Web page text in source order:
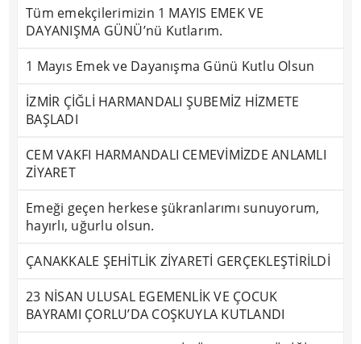
Tüm emekçilerimizin 1 MAYIS EMEK VE
DAYANIŞMA GÜNÜ’nü Kutlarım.
1 Mayıs Emek ve Dayanışma Günü Kutlu Olsun
İZMİR ÇİĞLİ HARMANDALI ŞUBEMİZ HİZMETE
BAŞLADI
CEM VAKFI HARMANDALI CEMEVİMİZDE ANLAMLI
ZİYARET
Emeği geçen herkese şükranlarımı sunuyorum,
hayırlı, uğurlu olsun.
ÇANAKKALE ŞEHİTLİK ZİYARETİ GERÇEKLEŞTİRİLDİ
23 NİSAN ULUSAL EGEMENLİK VE ÇOCUK
BAYRAMI ÇORLU’DA COŞKUYLA KUTLANDI